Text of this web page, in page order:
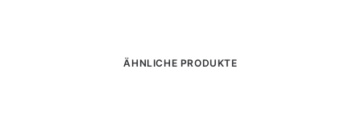
ÄHNLICHE PRODUKTE